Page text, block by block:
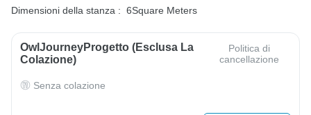
Dimensioni della stanza : 6Square Meters
OwlJourneyProgetto (esclusa La
Colazione)
Politica di
cancellazione
Senza colazione